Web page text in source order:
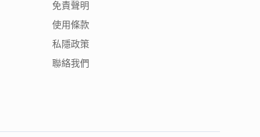
免責聲明
使用條款
私隱政策
聯絡我們